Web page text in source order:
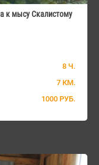
к мысу Скалистому
8 Ч.
7 КМ.
1000 РУБ.